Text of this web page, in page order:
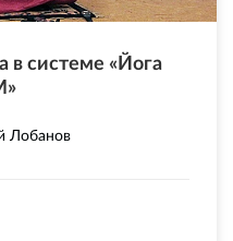
в системе «Йога
Лобанов